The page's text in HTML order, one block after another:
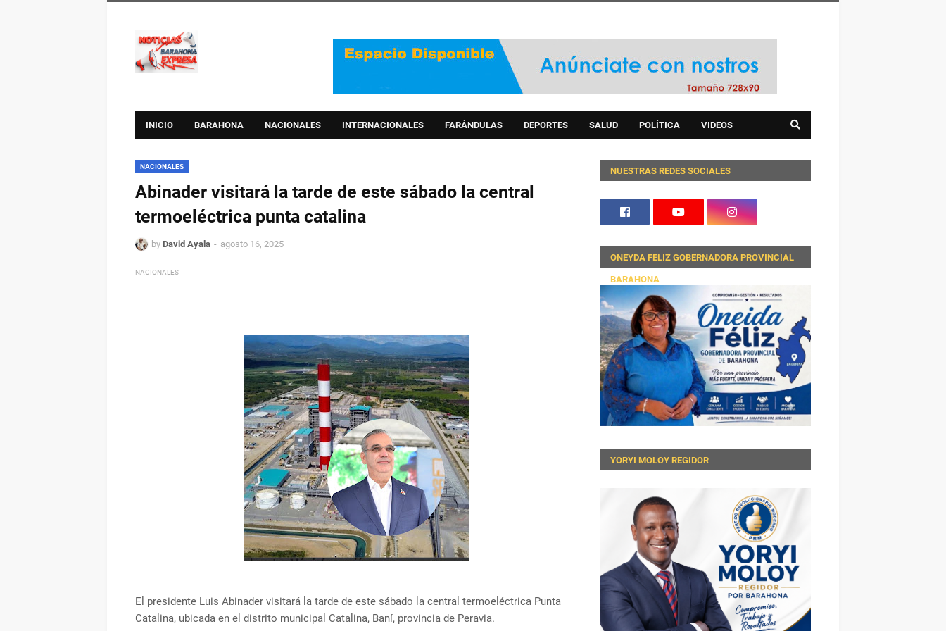
INICIO BARAHONA NACIONALES INTERNACIONALES FARÁNDULAS DEPORTES SALUD POLÍTICA VIDEOS
NACIONALES
Abinader visitará la tarde de este sábado la central
termoeléctrica punta catalina
by David Ayala agosto 16, 2025
NACIONALES
El presidente Luis Abinader visitará la tarde de este sábado la central termoeléctrica Punta
Catalina, ubicada en el distrito municipal Catalina, Baní, provincia de Peravia.
NUESTRAS REDES SOCIALES
ONEYDA FELIZ GOBERNADORA PROVINCIAL
BARAHONA
YORYI MOLOY REGIDOR